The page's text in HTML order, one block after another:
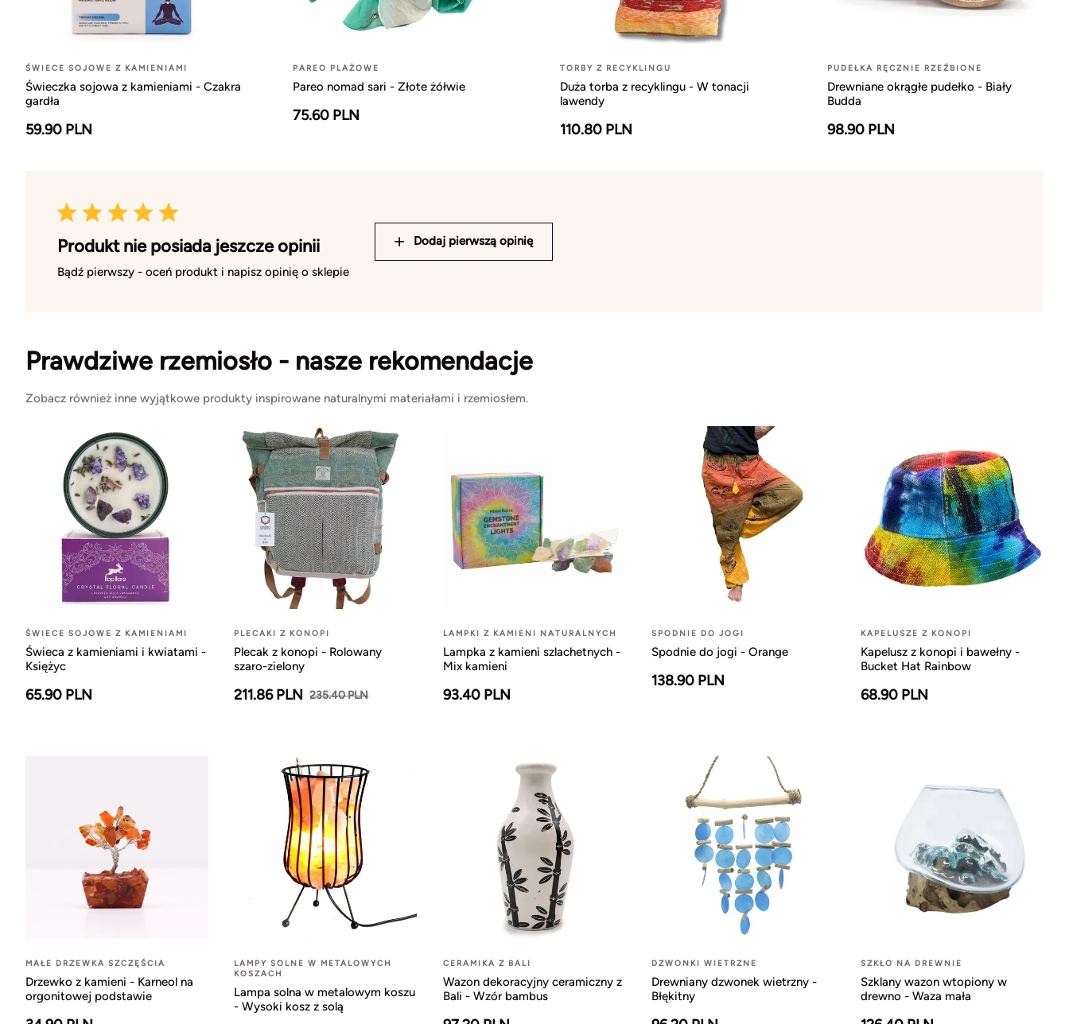
ŚWIECE SOJOWE Z KAMIENIAMI
Świeczka sojowa z kamieniami - Czakra
gardła
59.90 PLN
PAREO PLAŻOWE
Pareo nomad sari - Złote żółwie
75.60 PLN
TORBY Z RECYKLINGU
Duża torba z recyklingu - W tonacji
lawendy
110.80 PLN
PUDEŁKA RĘCZNIE RZEŹBIONE
Drewniane okrągłe pudełko - Biały
Budda
98.90 PLN
Produkt nie posiada jeszcze opinii
Bądź pierwszy - oceń produkt i napisz opinię o sklepie
Dodaj pierwszą opinię
Prawdziwe rzemiosło - nasze rekomendacje
Zobacz również inne wyjątkowe produkty inspirowane naturalnymi materiałami i rzemiosłem.
ŚWIECE SOJOWE Z KAMIENIAMI
Świeca z kamieniami i kwiatami -
Księżyc
65.90 PLN
PLECAKI Z KONOPI
Plecak z konopi - Rolowany
szaro-zielony
211.86 PLN 235.40 PLN
LAMPKI Z KAMIENI NATURALNYCH
Lampka z kamieni szlachetnych -
Mix kamieni
93.40 PLN
SPODNIE DO JOGI
Spodnie do jogi - Orange
138.90 PLN
KAPELUSZE Z KONOPI
Kapelusz z konopi i bawełny -
Bucket Hat Rainbow
68.90 PLN
MAŁE DRZEWKA SZCZĘŚCIA
Drzewko z kamieni - Karneol na
orgonitowej podstawie
LAMPY SOLNE W METALOWYCH
KOSZACH
Lampa solna w metalowym koszu
- Wysoki kosz z solą
CERAMIKA Z BALI
Wazon dekoracyjny ceramiczny z
Bali - Wzór bambus
DZWONKI WIETRZNE
Drewniany dzwonek wietrzny -
Błękitny
SZKŁO NA DREWNIE
Szklany wazon wtopiony w
drewno - Waza mała